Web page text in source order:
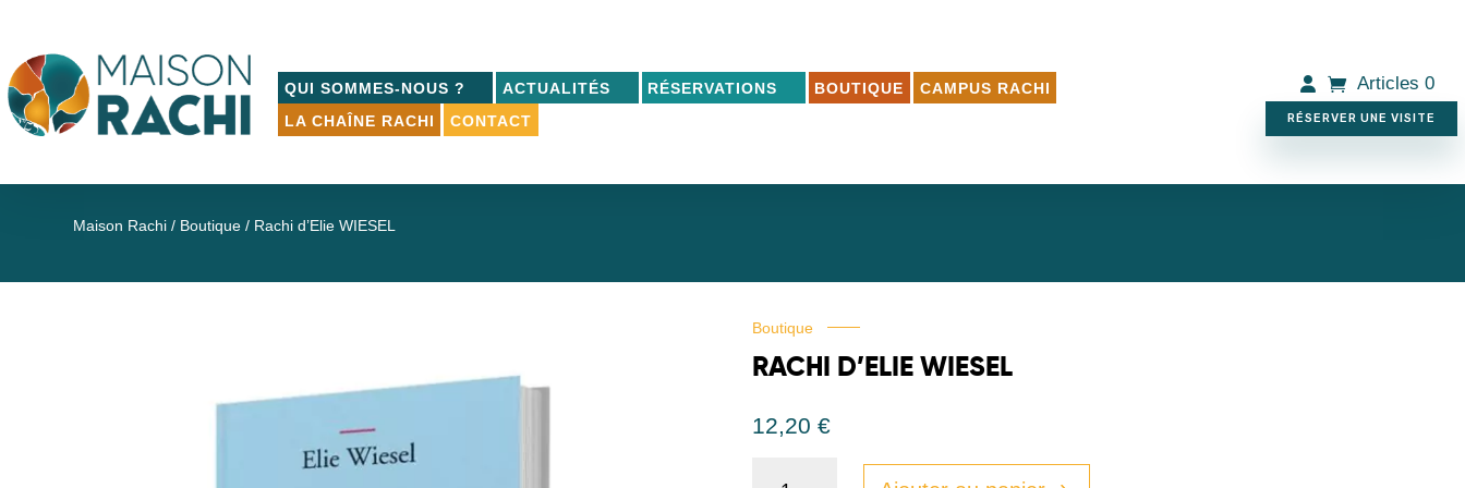
QUI SOMMES-NOUS ? ACTUALITÉS RÉSERVATIONS BOUTIQUE
CAMPUS RACHI
LA CHAÎNE RACHI
CONTACT
Articles 0
RÉSERVER UNE VISITE
Maison Rachi / Boutique / Rachi d’Elie WIESEL
Boutique
RACHI D’ELIE WIESEL
12,20€